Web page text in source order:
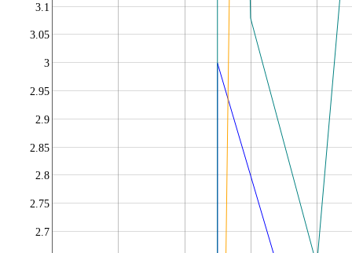
2.7
2.75
2.8
2.85
2.9
2.95
3
3.05
3.1